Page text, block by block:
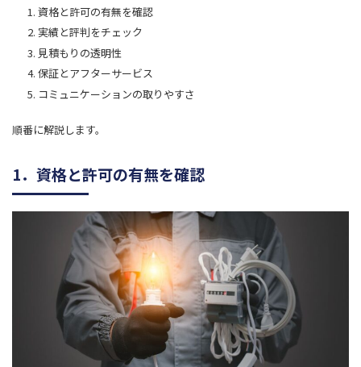
資格と許可の有無を確認
実績と評判をチェック
見積もりの透明性
保証とアフターサービス
コミュニケーションの取りやすさ
順番に解説します。
1．資格と許可の有無を確認